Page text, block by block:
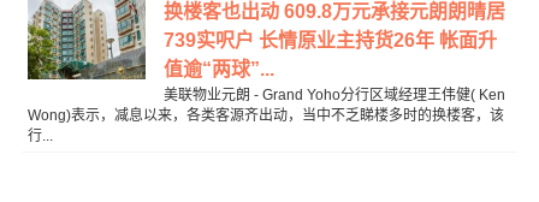
换楼客也出动 609.8万元承接元朗朗晴居
739实呎户 长情原业主持货26年 帐面升
值逾“两球”...
美联物业元朗 - Grand Yoho分行区域经理王伟健( Ken
Wong)表示，减息以来，各类客源齐出动，当中不乏睇楼多时的换楼客，该
行...